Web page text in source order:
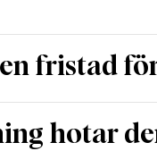
en fristad
hotar